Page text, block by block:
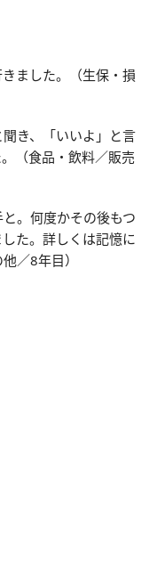
ました。（生保・損
き、「いいよ」と言
（食品・飲料／販売
。何度かその後もつ
た。詳しくは記憶に
／8年目）